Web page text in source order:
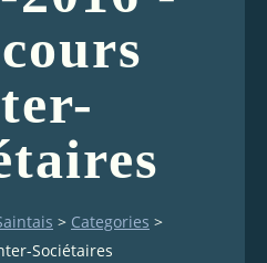
> Categories >
Sociétaires